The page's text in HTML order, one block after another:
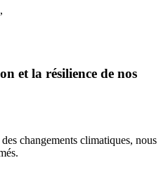
et la résilience de nos
changements climatiques, nous